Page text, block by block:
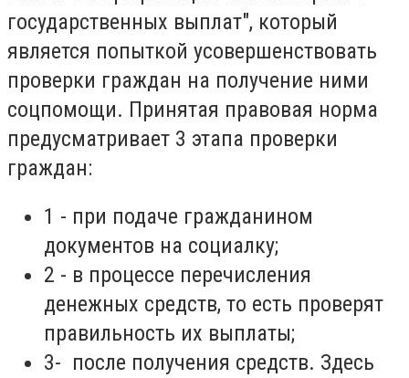
государственных выплат", который
является попыткой усовершенствовать
проверки граждан на получение ними
соцпомощи. Принятая правовая норма
предусматривает 3 этапа проверки
граждан:
1 - при подаче гражданином
документов на социалку;
2 - в процессе перечисления
денежных средств, то есть проверят
правильность их выплаты;
3- после получения средств. Здесь